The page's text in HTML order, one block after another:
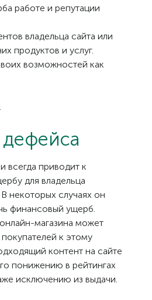
работе и репутации
владельца сайта или
продуктов и услуг.
возможностей как
всегда приводит к
для владельца
некоторых случаях он
финансовый ущерб.
магазина может
к этому
контент на сайте
понижению в рейтингах
исключению из выдачи.